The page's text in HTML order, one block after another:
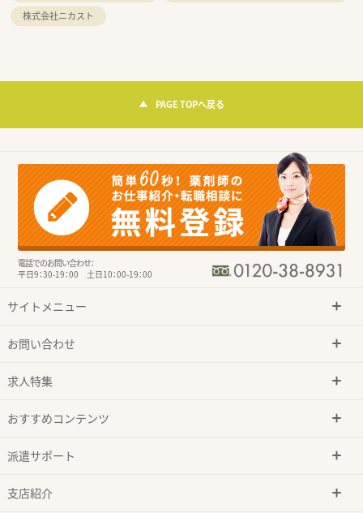
株式会社ニカスト
PAGE TOPへ戻る
電話でのお問い合わせ：
平日9：30-19：00 土日10：00-19：00
サイトメニュー
お問い合わせ
求人特集
おすすめコンテンツ
派遣サポート
支店紹介